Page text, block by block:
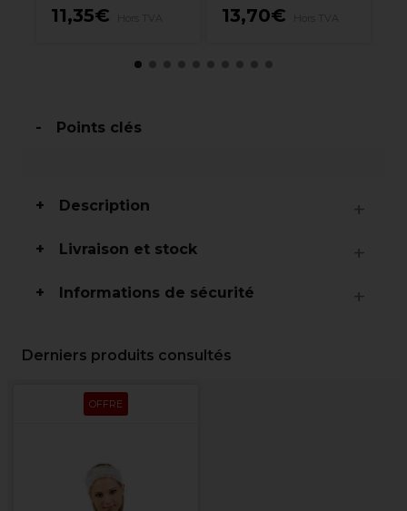
11,35€ 13,70€
Points clés
Description
Livraison et stock
Informations de sécurité
Derniers produits consultés
OFFRE